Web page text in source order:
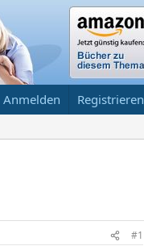
Anmelden Registrieren
#1